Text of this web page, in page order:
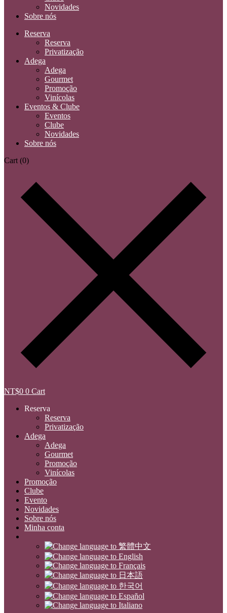
Novidades
Sobre nós
Reserva
Reserva
Privatização
Adega
Adega
Gourmet
Promoção
Vinícolas
Eventos & Clube
Eventos
Clube
Novidades
Sobre nós
Cart (0)
NT$0 0 Cart
Reserva
Reserva
Privatização
Adega
Adega
Gourmet
Promoção
Vinícolas
Promoção
Clube
Evento
Novidades
Sobre nós
Minha conta